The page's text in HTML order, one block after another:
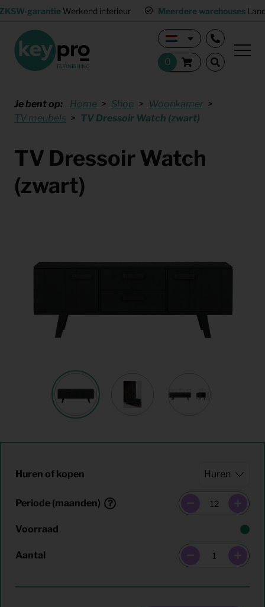
garantie Werkend interieur Meerdere warehouses
Je bent op: Home Shop
Woonkamer
TV meubels
TV Dressoir Watch (zwart)
TV Dressoir Watch
(zwart)
Huren of kopen
Periode (maanden)
Voorraad
Aantal